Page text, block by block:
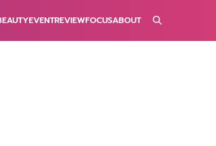
EVENTREVIEWFOCUSABOUT